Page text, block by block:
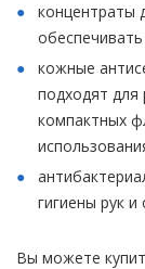
концентраты
кожные
подходят для
компактных
гигиены рук
Вы можете